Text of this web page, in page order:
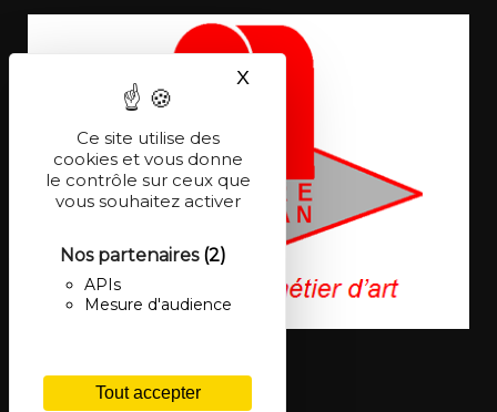
Ce site utilise des
cookies et vous donne
le contrôle sur ceux que
vous souhaitez activer
Nos partenaires (2)
APIs
Mesure d'audience
Tout accepter
X